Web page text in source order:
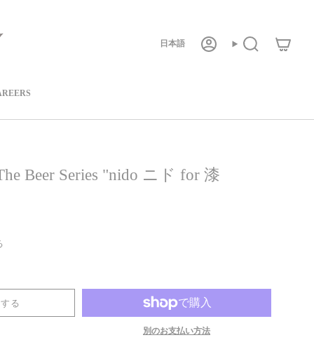
言
日本語
ア
検
Beer Series "nido ニド for 漆
る
別のお支払い方法